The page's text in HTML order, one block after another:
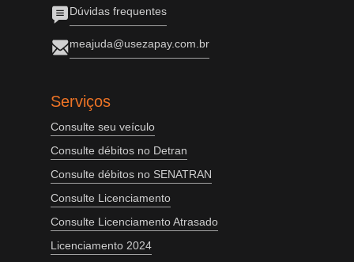
Dúvidas frequentes
meajuda@usezapay.com.br
Serviços
Consulte seu veículo
Consulte débitos no Detran
Consulte débitos no SENATRAN
Consulte Licenciamento
Consulte Licenciamento Atrasado
Licenciamento 2024